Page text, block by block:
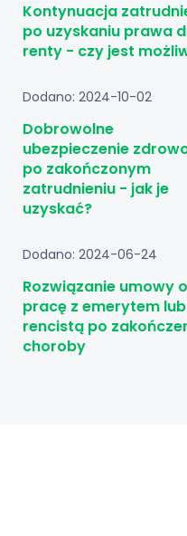
Kontynuacja
po uzyskaniu prawa
renty - czy jest
Dodano: 2024-10-02
Dobrowolne
ubezpieczenie
po zakończonym
zatrudnieniu - jak je
uzyskać?
Dodano: 2024-06-24
Rozwiązanie umowy o
pracę z emerytem lub
rencistą po
choroby